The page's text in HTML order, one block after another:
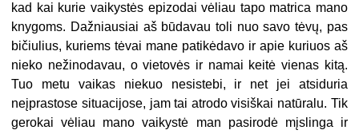
kad kai kurie vaikystės epizodai vėliau tapo matrica mano
knygoms. Dažniausiai aš būdavau toli nuo savo tėvų, pas
bičiulius, kuriems tėvai mane patikėdavo ir apie kuriuos aš
nieko nežinodavau, o vietovės ir namai keitė vienas kitą.
Tuo metu vaikas niekuo nesistebi, ir net jei atsiduria
neįprastose situacijose, jam tai atrodo visiškai natūralu. Tik
gerokai vėliau mano vaikystė man pasirodė mįslinga ir